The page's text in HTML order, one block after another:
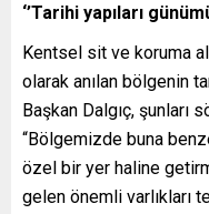
‘’Tarihi yapıları
Kentsel sit ve koruma
olarak anılan bölgenin
Başkan Dalgıç, şunları
“Bölgemizde buna
özel bir yer haline
gelen önemli varlıkları